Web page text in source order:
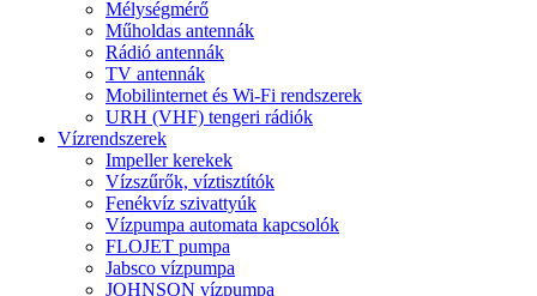
Mélységmérő
Műholdas antennák
Rádió antennák
TV antennák
Mobilinternet és Wi-Fi rendszerek
URH (VHF) tengeri rádiók
Vízrendszerek
Impeller kerekek
Vízszűrők, víztisztítók
Fenékvíz szivattyúk
Vízpumpa automata kapcsolók
FLOJET pumpa
Jabsco vízpumpa
JOHNSON vízpumpa